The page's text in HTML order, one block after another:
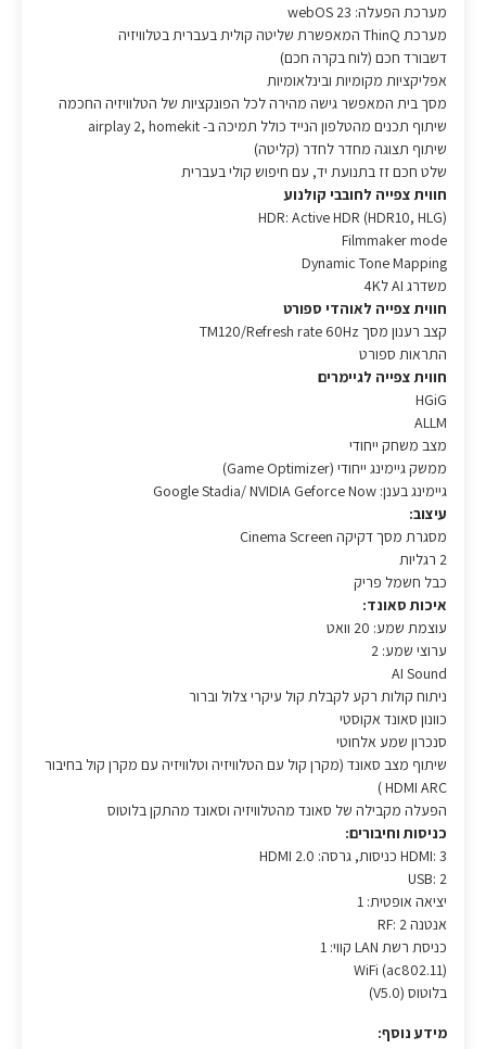
מערכת הפעלה: webOS 23
מערכת ThinQ המאפשרת שליטה קולית בעברית בטלוויזיה
דשבורד חכם (לוח בקרה חכם)
אפליקציות מקומיות ובינלאומיות
מסך בית המאפשר גישה מהירה לכל הפונקציות של הטלוויזיה החכמה
שיתוף תכנים מהטלפון הנייד כולל תמיכה ב- airplay 2, homekit
שיתוף תצוגה מחדר לחדר (קליטה)
שלט חכם זז בתנועת יד, עם חיפוש קולי בעברית
חווית צפייה לחובבי קולנוע
HDR: Active HDR (HDR10, HLG)
Filmmaker mode
Dynamic Tone Mapping
משדרג AI ל4K
חווית צפייה לאוהדי ספורט
קצב רענון מסך TM120/Refresh rate 60Hz
התראות ספורט
חווית צפייה לגיימרים
HGiG
ALLM
מצב משחק ייחודי
ממשק גיימינג ייחודי (Game Optimizer)
גיימינג בענן: Google Stadia/ NVIDIA Geforce Now
עיצוב:
מסגרת מסך דקיקה Cinema Screen
2 רגליות
כבל חשמל פריק
איכות סאונד:
עוצמת שמע: 20 וואט
ערוצי שמע: 2
AI Sound
ניתוח קולות רקע לקבלת קול עיקרי צלול וברור
כוונון סאונד אקוסטי
סנכרון שמע אלחוטי
שיתוף מצב סאונד (מקרן קול עם הטלוויזיה וטלוויזיה עם מקרן קול בחיבור
HDMI ARC )
הפעלה מקבילה של סאונד מהטלוויזיה וסאונד מהתקן בלוטוס
כניסות וחיבורים:
HDMI: 3 כניסות, גרסה: HDMI 2.0
USB: 2
יציאה אופטית: 1
אנטנה RF: 2
כניסת רשת LAN קווי: 1
WiFi (ac802.11)
בלוטוס (V5.0)
מידע נוסף: